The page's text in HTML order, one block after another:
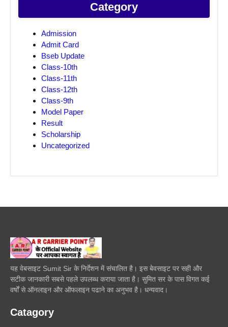
Category
Admission
Admit Card
Bseb Update
Class-10th
Class-11th
Class-12th
Class-9th
Model Paper
Result
Scholarship
Uncategorized
यह वेबसाइट Sumit Sir के निर्देशन में संचालित है। इस बेवसाइट पर सही और
सटीक जानकारी सबसे पहले उपलब्ध कराया जाता है। सुमित सर के पास विगत कई
वर्षों से ऑनलाइन और ऑफलाइन पढाने का अनुभव है। धन्यवाद।
Catagory